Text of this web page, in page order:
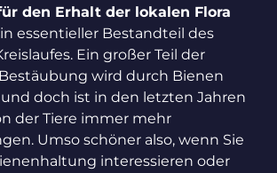
den Erhalt der lokalen Flora
essentieller Bestandteil des
Ein großer Teil der
wird durch Bienen
doch ist in den letzten Jahren
der Tiere immer mehr
Umso schöner also, wenn Sie
interessieren oder